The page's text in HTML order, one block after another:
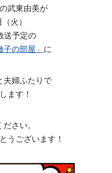
武東由美が
火）
送予定の
の部屋」 に
夫婦ふたりで
ます！
さい。
うございます！